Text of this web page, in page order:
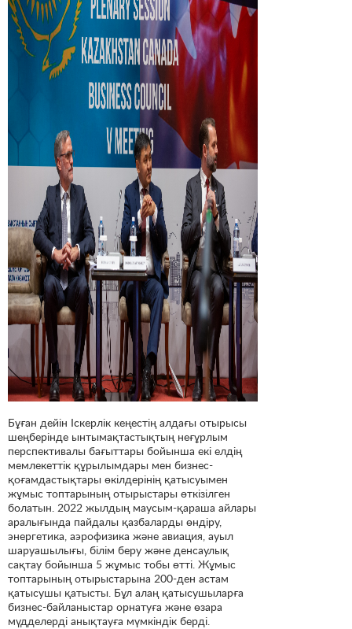
Бұған дейін Іскерлік кеңестің алдағы отырысы
шеңберінде ынтымақтастықтың неғұрлым
перспективалы бағыттары бойынша екі елдің
мемлекеттік құрылымдары мен бизнес-
қоғамдастықтары өкілдерінің қатысуымен
жұмыс топтарының отырыстары өткізілген
болатын. 2022 жылдың маусым-қараша айлары
аралығында пайдалы қазбаларды өндіру,
энергетика, аэрофизика және авиация, ауыл
шаруашылығы, білім беру және денсаулық
сақтау бойынша 5 жұмыс тобы өтті. Жұмыс
топтарының отырыстарына 200-ден астам
қатысушы қатысты. Бұл алаң қатысушыларға
бизнес-байланыстар орнатуға және өзара
мүдделерді анықтауға мүмкіндік берді.